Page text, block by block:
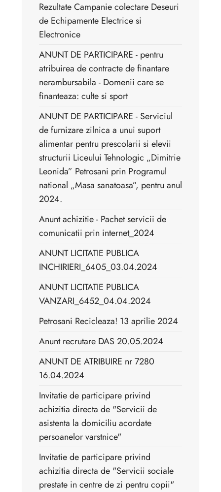
Rezultate Campanie colectare Deseuri
de Echipamente Electrice si
Electronice
ANUNT DE PARTICIPARE - pentru
atribuirea de contracte de finantare
nerambursabila - Domenii care se
finanteaza: culte si sport
ANUNT DE PARTICIPARE - Serviciul
de furnizare zilnica a unui suport
alimentar pentru prescolarii si elevii
structurii Liceului Tehnologic „Dimitrie
Leonida” Petrosani prin Programul
national „Masa sanatoasa”, pentru anul
2024.
Anunt achizitie - Pachet servicii de
comunicatii prin internet_2024
ANUNT LICITATIE PUBLICA
INCHIRIERI_6405_03.04.2024
ANUNT LICITATIE PUBLICA
VANZARI_6452_04.04.2024
Petrosani Recicleaza! 13 aprilie 2024
Anunt recrutare DAS 20.05.2024
ANUNT DE ATRIBUIRE nr 7280
16.04.2024
Invitatie de participare privind
achizitia directa de "Servicii de
asistenta la domiciliu acordate
persoanelor varstnice"
Invitatie de participare privind
achizitia directa de "Servicii sociale
prestate in centre de zi pentru copii"